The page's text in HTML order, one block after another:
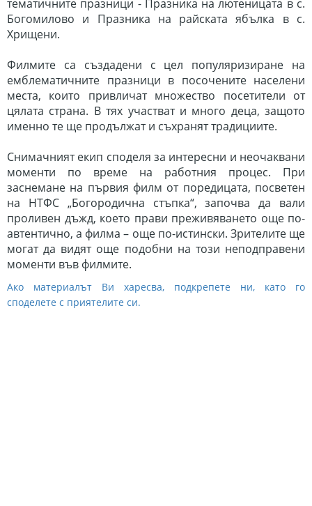
тематичните празници - Празника на лютеницата в с.
Богомилово и Празника на райската ябълка в с.
Хрищени.
Филмите са създадени с цел популяризиране на
емблематичните празници в посочените населени
места, които привличат множество посетители от
цялата страна. В тях участват и много деца, защото
именно те ще продължат и съхранят традициите.
Снимачният екип споделя за интересни и неочаквани
моменти по време на работния процес. При
заснемане на първия филм от поредицата, посветен
на НТФС „Богородична стъпка“, започва да вали
проливен дъжд, което прави преживяването още по-
автентично, а филма – още по-истински. Зрителите ще
могат да видят още подобни на този неподправени
моменти във филмите.
Ако материалът Ви харесва, подкрепете ни, като го
споделете с приятелите си.